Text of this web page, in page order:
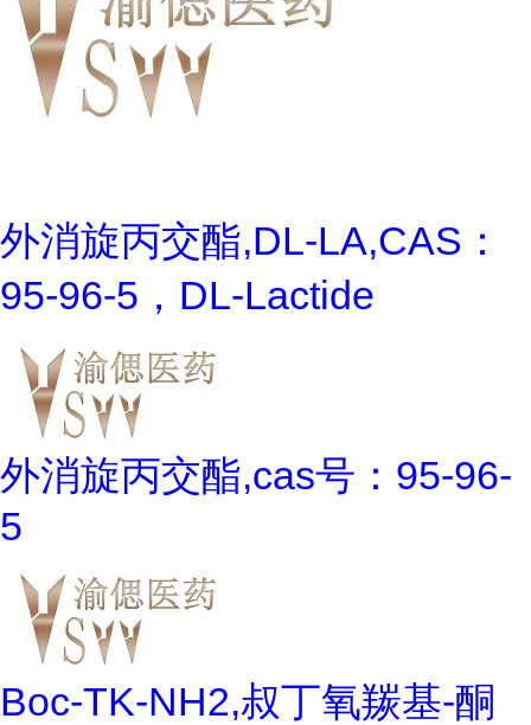
外消旋丙交酯,DL-LA,CAS：
95-96-5，DL-Lactide
外消旋丙交酯,cas号：95-96-
5
Boc-TK-NH2,叔丁氧羰基-酮